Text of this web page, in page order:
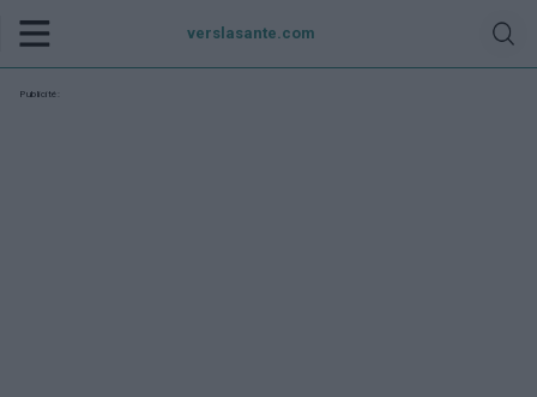
verslasante.com
Publicité: